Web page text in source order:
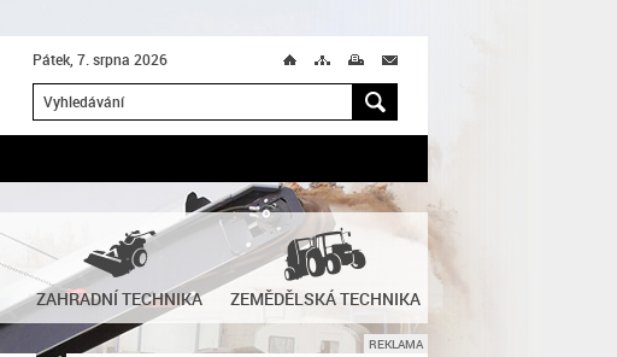
Pátek, 7. srpna 2026 Ú M T M
H
ZAHRADNÍ TECHNIKA ZEMĚDĚLSKÁ TECHNIKA
REKLAMA